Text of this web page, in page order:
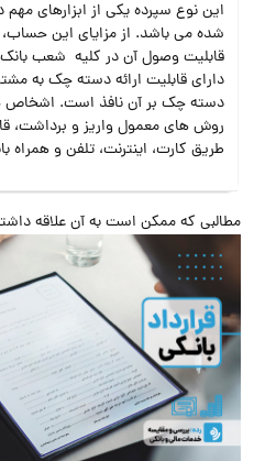
این نوع سپرده یکی از ابزارهای مهم در
شده می باشد. از مزایای این حساب،
قابلیت وصول آن در کلیه شعب بانک
دارای قابلیت ارائه دسته چک به مشتری
دسته چک بر آن نافذ است. اشخاص
روش های معمول واریز و برداشت، قادر
طریق کارت، اینترنت، تلفن و همراه
که ممکن است به آن علاقه داشته